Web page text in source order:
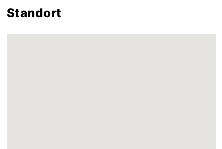
Standort